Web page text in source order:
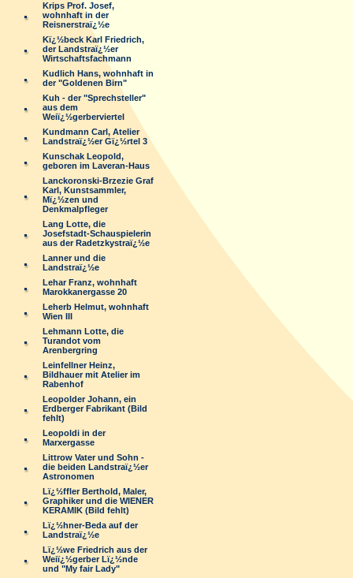
Krips Prof. Josef,
wohnhaft in der
Reisnerstraï¿½e
Kï¿½beck Karl Friedrich,
der Landstraï¿½er
Wirtschaftsfachmann
Kudlich Hans, wohnhaft in
der "Goldenen Birn"
Kuh - der "Sprechsteller"
aus dem
Weiï¿½gerberviertel
Kundmann Carl, Atelier
Landstraï¿½er Gï¿½rtel 3
Kunschak Leopold,
geboren im Laveran-Haus
Lanckoronski-Brzezie Graf
Karl, Kunstsammler,
Mï¿½zen und
Denkmalpfleger
Lang Lotte, die
Josefstadt-Schauspielerin
aus der Radetzkystraï¿½e
Lanner und die
Landstraï¿½e
Lehar Franz, wohnhaft
Marokkanergasse 20
Leherb Helmut, wohnhaft
Wien III
Lehmann Lotte, die
Turandot vom
Arenbergring
Leinfellner Heinz,
Bildhauer mit Atelier im
Rabenhof
Leopolder Johann, ein
Erdberger Fabrikant (Bild
fehlt)
Leopoldi in der
Marxergasse
Littrow Vater und Sohn -
die beiden Landstraï¿½er
Astronomen
Lï¿½ffler Berthold, Maler,
Graphiker und die WIENER
KERAMIK (Bild fehlt)
Lï¿½hner-Beda auf der
Landstraï¿½e
Lï¿½we Friedrich aus der
Weiï¿½gerber Lï¿½nde
und "My fair Lady"